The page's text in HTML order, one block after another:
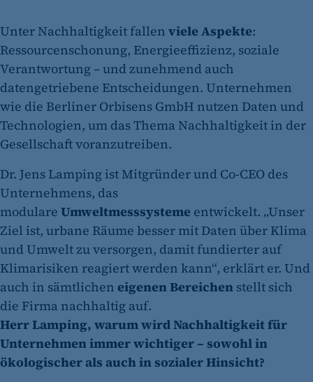
Unter Nachhaltigkeit fallen viele Aspekte:
Ressourcenschonung, Energieeffizienz, soziale
Verantwortung – und zunehmend auch
datengetriebene Entscheidungen. Unternehmen
wie die Berliner Orbisens GmbH nutzen Daten und
Technologien, um das Thema Nachhaltigkeit in der
Gesellschaft voranzutreiben.
Dr. Jens Lamping ist Mitgründer und Co-CEO des
Unternehmens, das
modulare Umweltmesssysteme entwickelt. „Unser
Ziel ist, urbane Räume besser mit Daten über Klima
und Umwelt zu versorgen, damit fundierter auf
Klimarisiken reagiert werden kann“, erklärt er. Und
auch in sämtlichen eigenen Bereichen stellt sich
die Firma nachhaltig auf.
Herr Lamping, warum wird Nachhaltigkeit für
Unternehmen immer wichtiger – sowohl in
ökologischer als auch in sozialer Hinsicht?